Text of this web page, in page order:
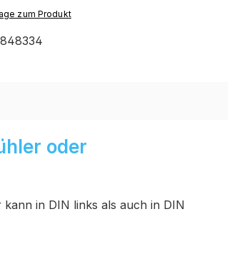
zum Produkt
oder
in DIN links als auch in DIN